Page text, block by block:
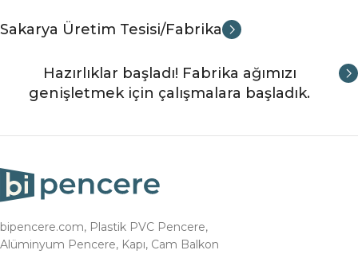
Sakarya Üretim Tesisi/Fabrika
Hazırlıklar başladı! Fabrika ağımızı
genişletmek için çalışmalara başladık.
bipencere.com, Plastik PVC Pencere,
Alüminyum Pencere, Kapı, Cam Balkon